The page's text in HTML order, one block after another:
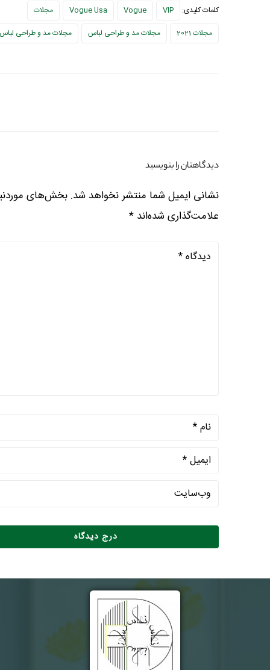
کلمات کلیدی: VIP
Vogue
Vogue Usa
مجلات
مجلات 2021
مجلات مد و طراحی لباس مجلات مد و طراحی لباس
دیدگاهتان را بنویسید
نشانی ایمیل شما منتشر نخواهد شد. بخش‌های
علامت‌گذاری شده‌اند *